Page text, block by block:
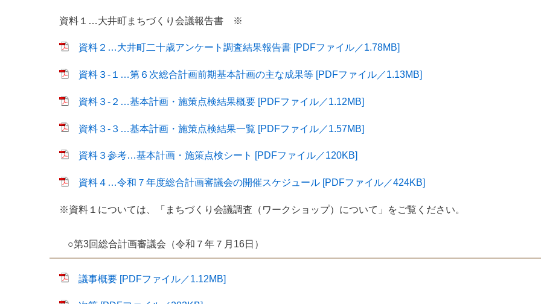
資料１…大井町まちづくり会議報告書 ※
資料２…大井町二十歳アンケート調査結果報告書 [PDFファイル／1.78MB]
資料３-１…第６次総合計画前期基本計画の主な成果等 [PDFファイル／1.13MB]
資料３-２…基本計画・施策点検結果概要 [PDFファイル／1.12MB]
資料３-３…基本計画・施策点検結果一覧 [PDFファイル／1.57MB]
資料３参考…基本計画・施策点検シート [PDFファイル／120KB]
資料４…令和７年度総合計画審議会の開催スケジュール [PDFファイル／424KB]
※資料１については、「まちづくり会議調査（ワークショップ）について」をご覧ください。
○第3回総合計画審議会（令和７年７月16日）
議事概要 [PDFファイル／1.12MB]